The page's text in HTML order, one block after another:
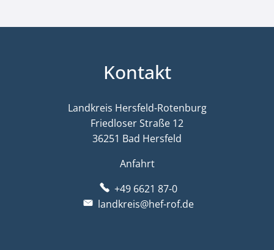
Kontakt
Landkreis Hersfeld-Rotenburg
Friedloser Straße 12
36251 Bad Hersfeld
Anfahrt
+49 6621 87-0
landkreis@hef-rof.de